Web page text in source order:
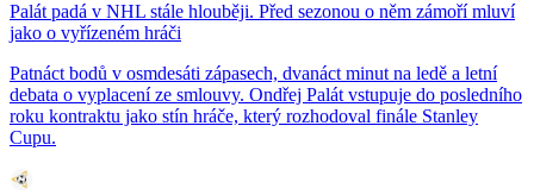
Palát padá v NHL stále hlouběji. Před sezonou o něm zámoří mluví
jako o vyřízeném hráči
Patnáct bodů v osmdesáti zápasech, dvanáct minut na ledě a letní
debata o vyplacení ze smlouvy. Ondřej Palát vstupuje do posledního
roku kontraktu jako stín hráče, který rozhodoval finále Stanley
Cupu.